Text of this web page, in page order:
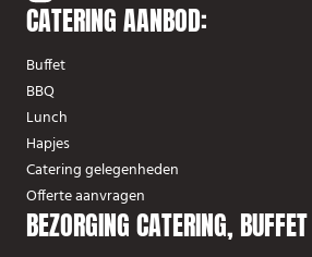
CATERING AANBOD:
Buffet
BBQ
Lunch
Hapjes
Catering gelegenheden
Offerte aanvragen
BEZORGING CATERING,